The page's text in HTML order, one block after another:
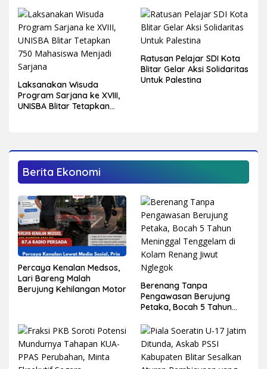
Laksanakan Wisuda
Program Sarjana ke XVIII,
UNISBA Blitar Tetapkan
Ratusan Pelajar SDI Kota
Blitar Gelar Aksi Solidaritas
Untuk Palestina
Berita Ekonomi
Percaya Kenalan Medsos,
Lari Bareng Malah
Berujung Kehilangan Motor
Berenang Tanpa
Pengawasan Berujung
Petaka, Bocah 5 Tahun
Kolam Renang Jiwut
Nglegok